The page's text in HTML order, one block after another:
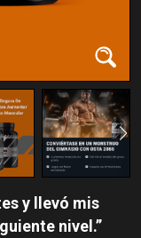
y llevó mis
nivel.